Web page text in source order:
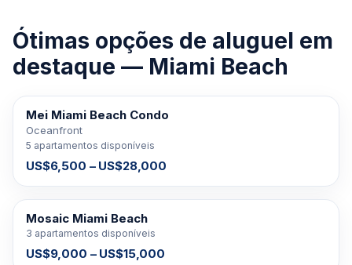
Ótimas opções de aluguel em
destaque — Miami Beach
PARA ALUGAR
Mei Miami Beach Condo
Oceanfront
5 apartamentos disponíveis
US$6,500 – US$28,000
PARA ALUGAR
Mosaic Miami Beach
3 apartamentos disponíveis
US$9,000 – US$15,000